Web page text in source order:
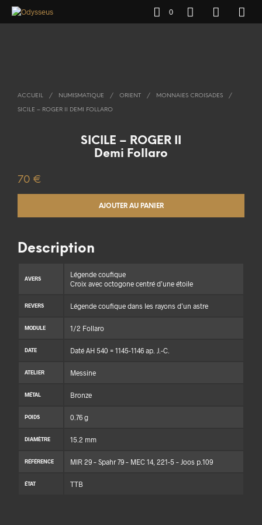
0
ACCUEIL / NUMISMATIQUE / ORIENT / MONNAIES CROISADES /
SICILE – ROGER II DEMI FOLLARO
SICILE – ROGER II
Demi Follaro
70 €
AJOUTER AU PANIER
Description
AVERS
Légende coufique
Croix avec octogone centré d’une étoile
REVERS Légende coufique dans les rayons d’un astre
MODULE 1/2 Follaro
DATE Daté AH 540 = 1145-1146 ap. J.-C.
ATELIER Messine
MÉTAL Bronze
POIDS 0.76 g
DIAMÈTRE 15.2 mm
RÉFÉRENCE MIR 29 – Spahr 79 – MEC 14, 221-5 – Joos p.109
ÉTAT TTB